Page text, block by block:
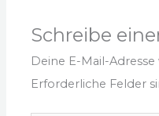
Schreibe
Deine E-Mail-
Erforderliche Felder